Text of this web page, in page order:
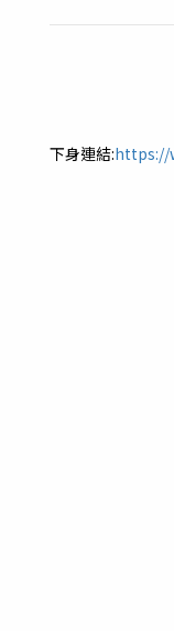
下身連結:https://